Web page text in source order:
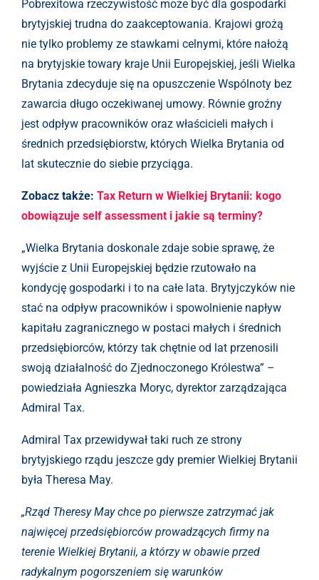
Pobrexitowa rzeczywistość może być dla gospodarki
brytyjskiej trudna do zaakceptowania. Krajowi grożą
nie tylko problemy ze stawkami celnymi, które nałożą
na brytyjskie towary kraje Unii Europejskiej, jeśli Wielka
Brytania zdecyduje się na opuszczenie Wspólnoty bez
zawarcia długo oczekiwanej umowy. Równie groźny
jest odpływ pracowników oraz właścicieli małych i
średnich przedsiębiorstw, których Wielka Brytania od
lat skutecznie do siebie przyciąga.
Zobacz także: Tax Return w Wielkiej Brytanii: kogo
obowiązuje self assessment i jakie są terminy?
„Wielka Brytania doskonale zdaje sobie sprawę, że
wyjście z Unii Europejskiej będzie rzutowało na
kondycję gospodarki i to na całe lata. Brytyjczyków nie
stać na odpływ pracowników i spowolnienie napływ
kapitału zagranicznego w postaci małych i średnich
przedsiębiorców, którzy tak chętnie od lat przenosili
swoją działalność do Zjednoczonego Królestwa” –
powiedziała Agnieszka Moryc, dyrektor zarządzająca
Admiral Tax.
Admiral Tax przewidywał taki ruch ze strony
brytyjskiego rządu jeszcze gdy premier Wielkiej Brytanii
była Theresa May.
„Rząd Theresy May chce po pierwsze zatrzymać jak
najwięcej przedsiębiorców prowadzących firmy na
terenie Wielkiej Brytanii, a którzy w obawie przed
radykalnym pogorszeniem się warunków